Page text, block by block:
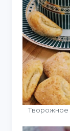
Творожное